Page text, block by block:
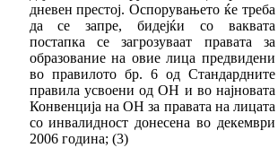
дневен престој. Оспорувањето ќе треба
да се запре, бидејќи со ваквата
постапка се загрозуваат правата за
образование на овие лица предвидени
во правилото бр. 6 од Стандардните
правила ус­воени од ОН и во најновата
Конвенција на ОН за правата на лицата
со инвалидност донесена во декември
2006 година; (3)